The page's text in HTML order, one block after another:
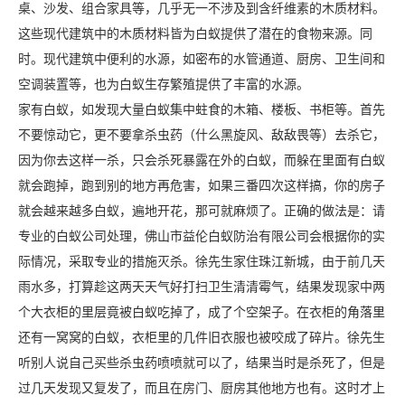
桌、沙发、组合家具等，几乎无一不涉及到含纤维素的木质材料。
这些现代建筑中的木质材料皆为白蚁提供了潜在的食物来源。同
时。现代建筑中便利的水源，如密布的水管通道、厨房、卫生间和
空调装置等，也为白蚁生存繁殖提供了丰富的水源。
家有白蚁，如发现大量白蚁集中蛀食的木箱、楼板、书柜等。首先
不要惊动它，更不要拿杀虫药（什么黑旋风、敌敌畏等）去杀它，
因为你去这样一杀，只会杀死暴露在外的白蚁，而躲在里面有白蚁
就会跑掉，跑到别的地方再危害，如果三番四次这样搞，你的房子
就会越来越多白蚁，遍地开花，那可就麻烦了。正确的做法是：请
专业的白蚁公司处理，佛山市益伦白蚁防治有限公司会根据你的实
际情况，采取专业的措施灭杀。徐先生家住珠江新城，由于前几天
雨水多，打算趁这两天天气好打扫卫生清清霉气，结果发现家中两
个大衣柜的里层竟被白蚁吃掉了，成了个空架子。在衣柜的角落里
还有一窝窝的白蚁，衣柜里的几件旧衣服也被咬成了碎片。徐先生
听别人说自己买些杀虫药喷喷就可以了，结果当时是杀死了，但是
过几天发现又复发了，而且在房门、厨房其他地方也有。这时才上